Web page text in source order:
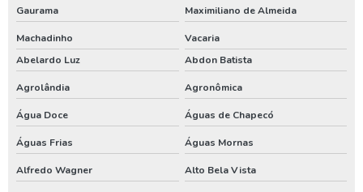
Outorga de direito de uso do poço artesiano
Outorga de poço artesiano
Outorga de poço tubular
Outorga para perfuração de poço artesiano
Perfuração de poço
Perfuração de poço artesiano
Gaurama Maximiliano de Almeida
Machadinho
Vacaria
Abelardo Luz
Abdon Batista
Agrolândia Agronômica
Água Doce Águas de Chapecó
Águas Frias Águas Mornas
Alfredo Wagner Alto Bela Vista